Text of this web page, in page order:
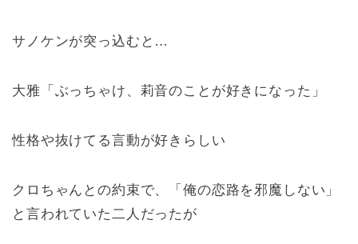
サノケンが突っ込むと…
大雅「ぶっちゃけ、莉音のことが好きになった」
性格や抜けてる言動が好きらしい
クロちゃんとの約束で、「俺の恋路を邪魔しない」
と言われていた二人だったが